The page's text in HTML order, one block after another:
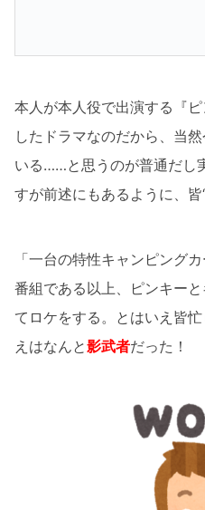
本人が本人役で出演する『
したドラマなのだから、当
いる……と思うのが普通だし
すが前述にもあるように、皆
「一台の特性キャンピング
番組である以上、ピンキー
てロケをする。とはいえ皆
えはなんと影武者だった！